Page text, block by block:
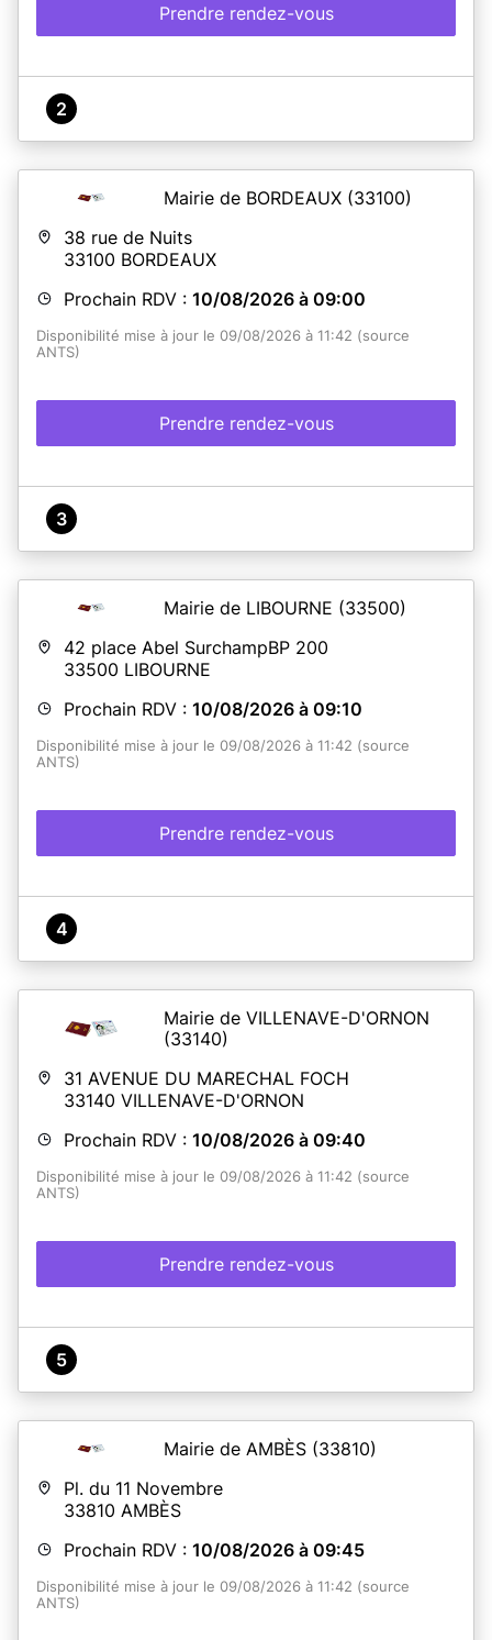
Prendre rendez-vous
2
Mairie de BORDEAUX (33100)
38 rue de Nuits
33100 BORDEAUX
Prochain RDV : 10/08/2026 à 09:00
Disponibilité mise à jour le 09/08/2026 à 11:42 (source
ANTS)
Prendre rendez-vous
3
Mairie de LIBOURNE (33500)
42 place Abel SurchampBP 200
33500 LIBOURNE
Prochain RDV : 10/08/2026 à 09:10
Disponibilité mise à jour le 09/08/2026 à 11:42 (source
ANTS)
Prendre rendez-vous
4
Mairie de VILLENAVE-D'ORNON
(33140)
31 AVENUE DU MARECHAL FOCH
33140 VILLENAVE-D'ORNON
Prochain RDV : 10/08/2026 à 09:40
Disponibilité mise à jour le 09/08/2026 à 11:42 (source
ANTS)
Prendre rendez-vous
5
Mairie de AMBÈS (33810)
Pl. du 11 Novembre
33810 AMBÈS
Prochain RDV : 10/08/2026 à 09:45
Disponibilité mise à jour le 09/08/2026 à 11:42 (source
ANTS)